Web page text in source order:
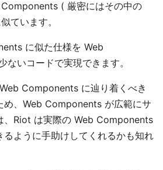
( 厳密にはその中の
ています。
に似た仕様を Web
いコードで実現できます。
Components に辿り着くべき
め、Web Components が広範にサ
、Riot は実際の Web Components
るように手助けしてくれるかも知れ